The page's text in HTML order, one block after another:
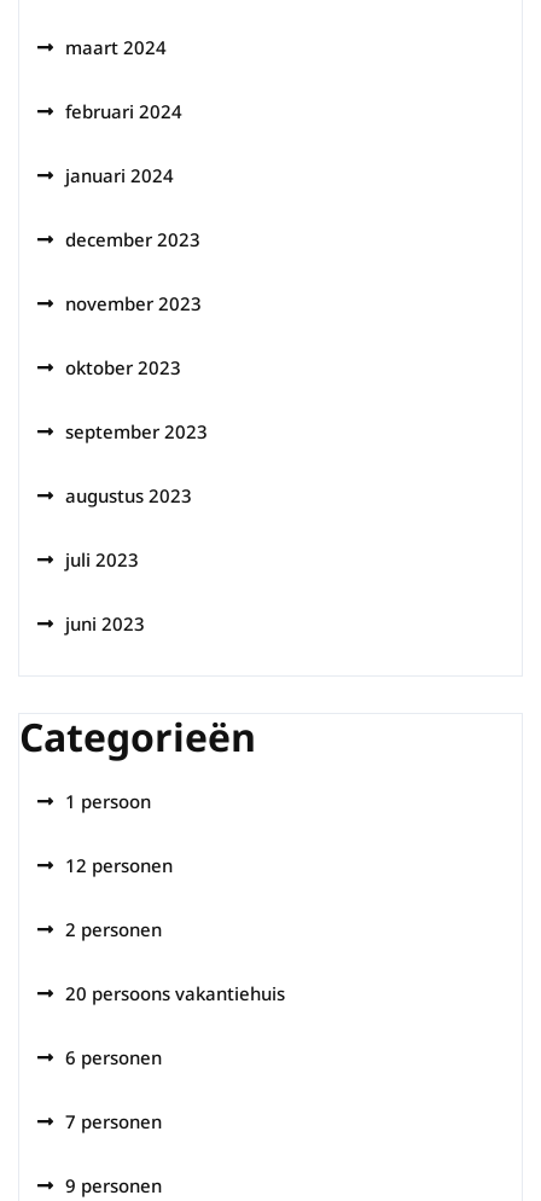
maart 2024
februari 2024
januari 2024
december 2023
november 2023
oktober 2023
september 2023
augustus 2023
juli 2023
juni 2023
Categorieën
1 persoon
12 personen
2 personen
20 persoons vakantiehuis
6 personen
7 personen
9 personen